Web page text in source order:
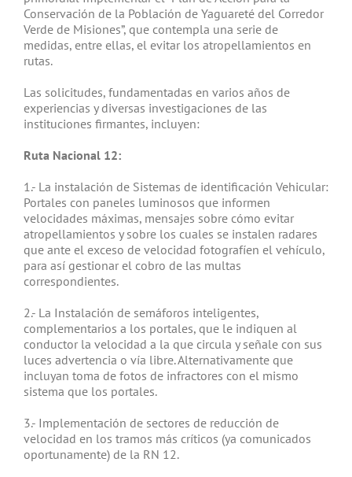
Conservación de la Población de Yaguareté del Corredor
Verde de Misiones”, que contempla una serie de
medidas, entre ellas, el evitar los atropellamientos en
rutas.
Las solicitudes, fundamentadas en varios años de
experiencias y diversas investigaciones de las
instituciones firmantes, incluyen:
Ruta Nacional 12:
1.- La instalación de Sistemas de identificación Vehicular:
Portales con paneles luminosos que informen
velocidades máximas, mensajes sobre cómo evitar
atropellamientos y sobre los cuales se instalen radares
que ante el exceso de velocidad fotografíen el vehículo,
para así gestionar el cobro de las multas
correspondientes.
2.- La Instalación de semáforos inteligentes,
complementarios a los portales, que le indiquen al
conductor la velocidad a la que circula y señale con sus
luces advertencia o vía libre. Alternativamente que
incluyan toma de fotos de infractores con el mismo
sistema que los portales.
3.- Implementación de sectores de reducción de
velocidad en los tramos más críticos (ya comunicados
oportunamente) de la RN 12.